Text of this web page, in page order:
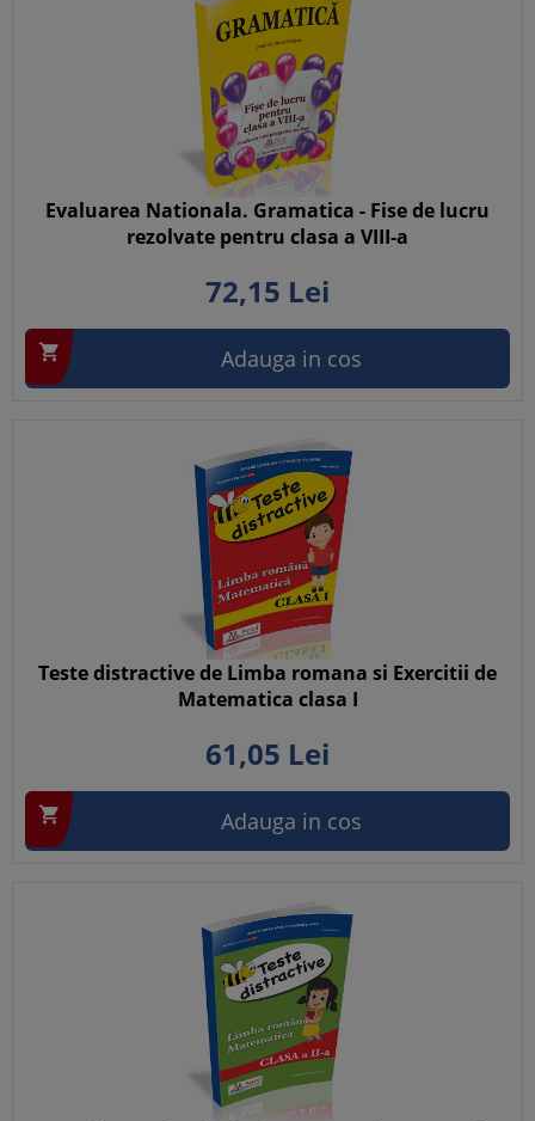
Evaluarea Nationala. Gramatica - Fise de lucru
rezolvate pentru clasa a VIII-a
72,15 Lei
 Adauga in cos
Teste distractive de Limba romana si Exercitii de
Matematica clasa I
61,05 Lei
 Adauga in cos